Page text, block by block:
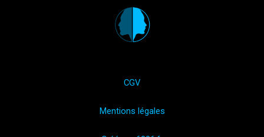
CGV
Mentions légales